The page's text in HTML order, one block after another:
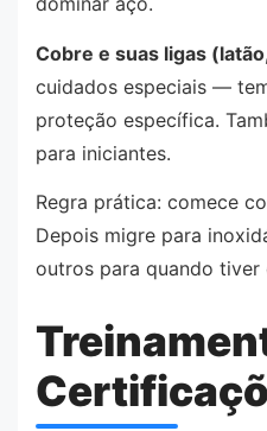
Cobre e suas ligas
cuidados especiais —
proteção específica.
para iniciantes.
Regra prática: comece
Depois migre para
outros para quando tiver